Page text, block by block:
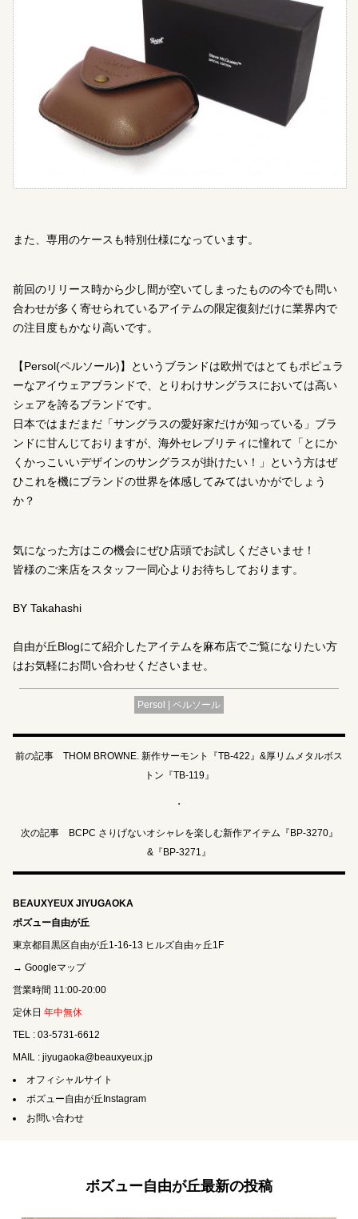
また、専用のケースも特別仕様になっています。
前回のリリース時から少し間が空いてしまったものの今でも問い
合わせが多く寄せられているアイテムの限定復刻だけに業界内で
の注目度もかなり高いです。
【Persol(ペルソール)】というブランドは欧州ではとてもポピュラ
ーなアイウェアブランドで、とりわけサングラスにおいては高い
シェアを誇るブランドです。
日本ではまだまだ「サングラスの愛好家だけが知っている」ブラ
ンドに甘んじておりますが、海外セレブリティに憧れて「とにか
くかっこいいデザインのサングラスが掛けたい！」という方はぜ
ひこれを機にブランドの世界を体感してみてはいかがでしょう
か？
気になった方はこの機会にぜひ店頭でお試しくださいませ！
皆様のご来店をスタッフ一同心よりお待ちしております。
BY Takahashi
自由が丘Blogにて紹介したアイテムを麻布店でご覧になりたい方
はお気軽にお問い合わせくださいませ。
Persol | ペルソール
前の記事 THOM BROWNE. 新作サーモント『TB-422』&厚リムメタルボス
トン『TB-119』
・
次の記事 BCPC さりげないオシャレを楽しむ新作アイテム『BP-3270』
&『BP-3271』
BEAUXYEUX JIYUGAOKA
ボズュー自由が丘
東京都目黒区自由が丘1-16-13 ヒルズ自由ヶ丘1F
→ Googleマップ
営業時間 11:00-20:00
定休日 年中無休
TEL : 03-5731-6612
MAIL : jiyugaoka@beauxyeux.jp
オフィシャルサイト
ボズュー自由が丘Instagram
お問い合わせ
ボズュー自由が丘最新の投稿